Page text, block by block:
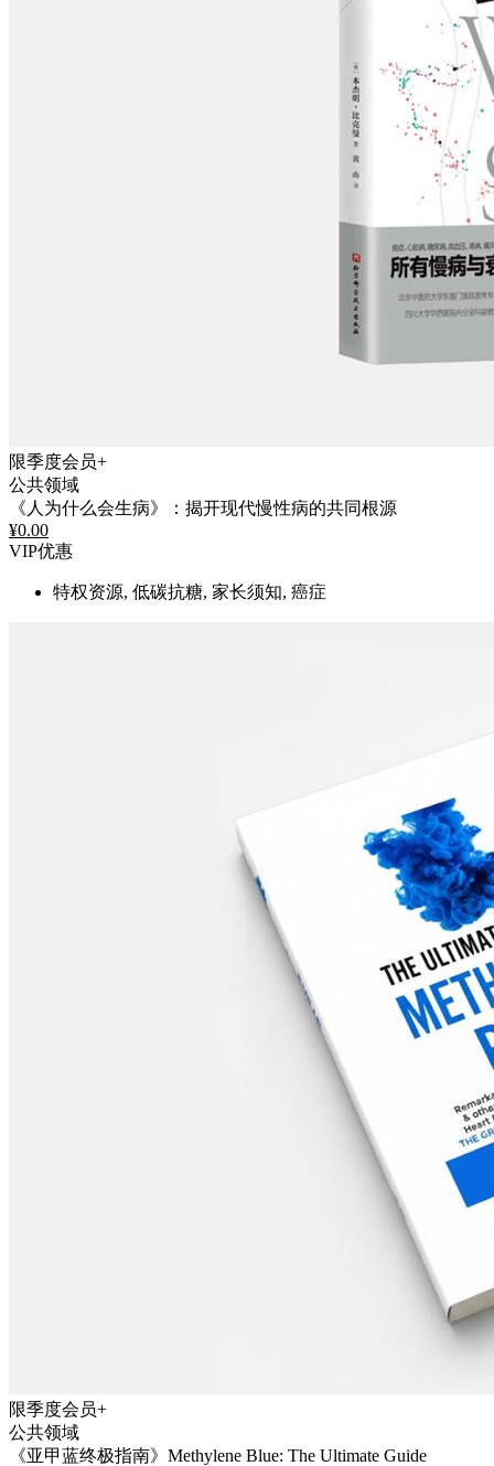
限季度会员+
公共领域
《人为什么会生病》：揭开现代慢性病的共同根源
¥0.00
VIP优惠
特权资源, 低碳抗糖, 家长须知, 癌症
限季度会员+
公共领域
《亚甲蓝终极指南》Methylene Blue: The Ultimate Guide